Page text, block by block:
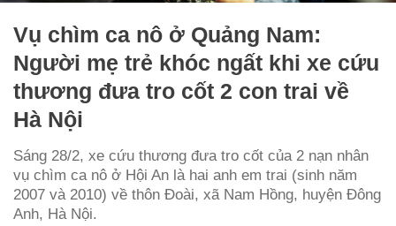
Vụ chìm ca nô ở Quảng Nam:
Người mẹ trẻ khóc ngất khi xe cứu
thương đưa tro cốt 2 con trai về
Hà Nội
Sáng 28/2, xe cứu thương đưa tro cốt của 2 nạn nhân
vụ chìm ca nô ở Hội An là hai anh em trai (sinh năm
2007 và 2010) về thôn Đoài, xã Nam Hồng, huyện Đông
Anh, Hà Nội.